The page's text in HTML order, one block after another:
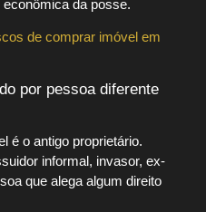
da posse.
de comprar imóvel em
por pessoa diferente
é o antigo proprietário.
informal, invasor, ex-
que alega algum direito